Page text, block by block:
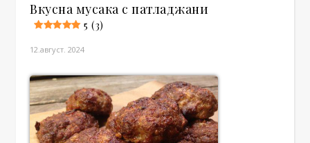
Вкусна мусака с патладжани
5 (3)
12.август. 2024